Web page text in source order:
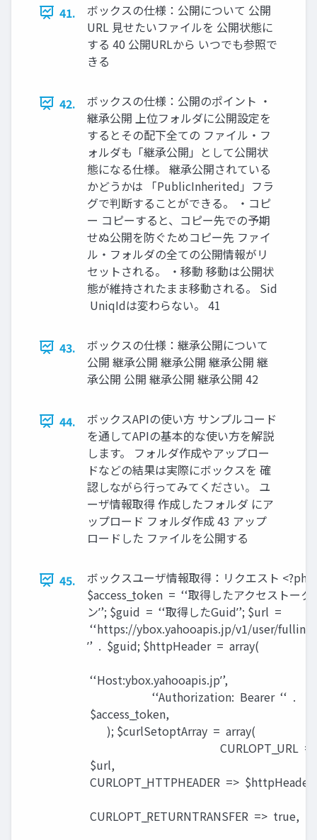
41.
ボックスの仕様：公開について 公開
URL 見せたいファイルを 公開状態に
する 40 公開URLから いつでも参照で
きる
42.
ボックスの仕様：公開のポイント ・
継承公開 上位フォルダに公開設定を
するとその配下全ての ファイル・フ
ォルダも「継承公開」として公開状
態になる仕様。 継承公開されている
かどうかは 「PublicInherited」フラ
グで判断することができる。 ・コピ
ー コピーすると、コピー先での予期
せぬ公開を防ぐためコピー先 ファイ
ル・フォルダの全ての公開情報がリ
セットされる。 ・移動 移動は公開状
態が維持されたまま移動される。 Sid
UniqIdは変わらない。 41
43.
ボックスの仕様：継承公開について
公開 継承公開 継承公開 継承公開 継
承公開 公開 継承公開 継承公開 42
44.
ボックスAPIの使い方 サンプルコード
を通してAPIの基本的な使い方を解説
します。 フォルダ作成やアップロー
ドなどの結果は実際にボックスを 確
認しながら行ってみてください。 ユ
ーザ情報取得 作成したフォルダ にア
ップロード フォルダ作成 43 アップ
ロードした ファイルを公開する
45.
ボックスユーザ情報取得：リクエスト <?php
$access_̲token = ʻ‘取得したアクセストーク
ンʼ’; $guid = ʻ‘取得したGuidʼ’; $url =
ʻ‘https://ybox.yahooapis.jp/v1/user/
ʼ’ . $guid; $httpHeader = array(
ʻ‘Authorization: Bearer ʻ‘ .
$access_̲token,
); $curlSetoptArray = array(
CURLOPT_̲URL =>
$url,
CURLOPT_̲HTTPHEADER => $httpHeader,
CURLOPT_̲RETURNTRANSFER => true,